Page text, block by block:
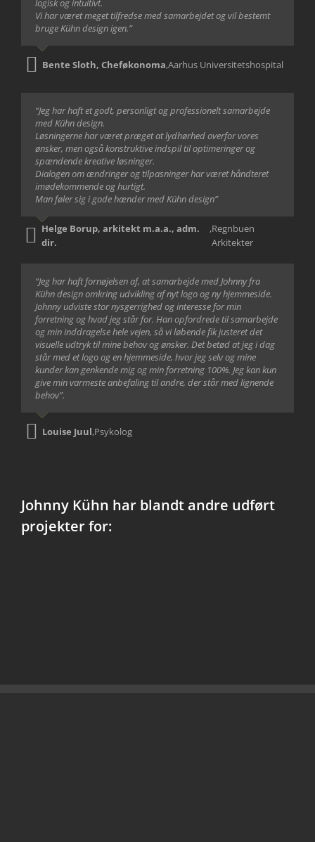
logisk og intuitivt.
Vi har været meget tilfredse med samarbejdet og vil bestemt
bruge Kühn design igen.”
Bente Sloth, Cheføkonoma,Aarhus Universitetshospital
“Jeg har haft et godt, personligt og professionelt samarbejde
med Kühn design.
Løsningerne har været præget at lydhørhed overfor vores
ønsker, men også konstruktive indspil til optimeringer og
spændende kreative løsninger.
Dialogen om ændringer og tilpasninger har været håndteret
imødekommende og hurtigt.
Man føler sig i gode hænder med Kühn design”
Helge Borup, arkitekt m.a.a., adm.
dir.
,Regnbuen
Arkitekter
“Jeg har haft fornøjelsen af, at samarbejde med Johnny fra
Kühn design omkring udvikling af nyt logo og ny hjemmeside.
Johnny udviste stor nysgerrighed og interesse for min
forretning og hvad jeg står for. Han opfordrede til samarbejde
og min inddragelse hele vejen, så vi løbende fik justeret det
visuelle udtryk til mine behov og ønsker. Det betød at jeg i dag
står med et logo og en hjemmeside, hvor jeg selv og mine
kunder kan genkende mig og min forretning 100%. Jeg kan kun
give min varmeste anbefaling til andre, der står med lignende
behov”.
Louise Juul,Psykolog
Johnny Kühn har blandt andre udført
projekter for: